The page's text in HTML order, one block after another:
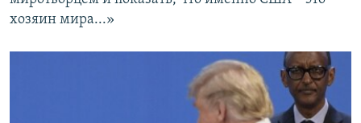
хозяин мира...»